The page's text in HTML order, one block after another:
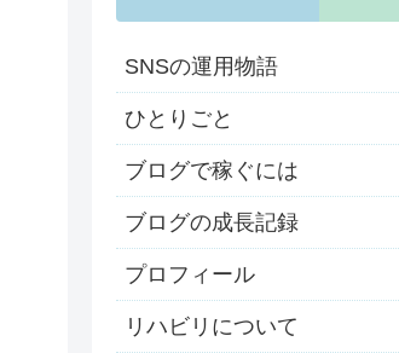
SNSの運用物語
ひとりごと
ブログで稼ぐには
ブログの成長記録
プロフィール
リハビリについて